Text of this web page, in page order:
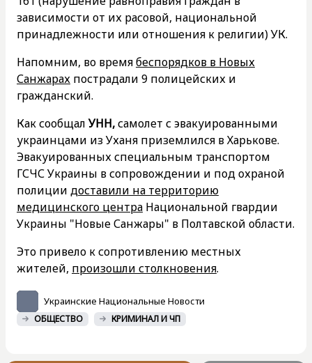
зависимости от их расовой, национальной
принадлежности или отношения к религии) УК.
Напомним, во времябеспорядков в Новых
Санжарах пострадали 9 полицейских и
гражданский.
Как сообщалУНН,самолет с эвакуированными
украинцами из Уханя приземлился в Харькове.
Эвакуированных специальным транспортом
ГСЧС Украины в сопровождении и под охраной
полиции доставили на территорию
медицинского центра Национальной гвардии
Украины "Новые Санжары" в Полтавской области.
Это привело к сопротивлению местных
жителей, произошли столкновения.
Украинские Национальные Новости
ОБЩЕСТВО КРИМИНАЛ И ЧП